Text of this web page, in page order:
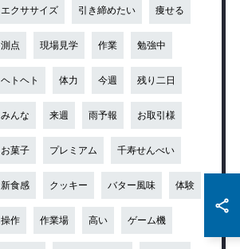
エクササイズ 引き締めたい 痩せる
測点 現場見学 作業 勉強中
ヘトヘト 体力 今週 残り二日
みんな 来週 雨予報 お取引様
お菓子 プレミアム 千寿せんべい
新食感 クッキー バター風味 体験
操作 作業場 高い ゲーム機